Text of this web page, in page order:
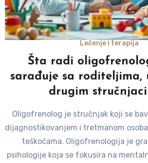
Lečenje i terapija
Šta radi
sarađuje sa roditeljima,
drugim
Oligofrenolog je stručnjak koji se bavi proučavanjem,
dijagnostikovanjem i tretmanom
teškoćama. Oligofrenologija je
psihologije koja se fokusira na